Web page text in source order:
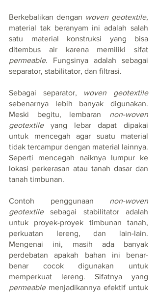
Berkebalikan dengan woven geotextile,
material tak beranyam ini adalah salah
satu material konstruksi yang bisa
permeable. Fungsinya adalah sebagai
separator, stabilitator, dan filtrasi.
Sebagai separator, woven geotextile
sebenarnya
lebih banyak digunakan.
Meski begitu, lembaran non-woven
geotextile yang lebar dapat dipakai
untuk mencegah agar suatu material
tidak tercampur dengan material lainnya.
Seperti mencegah naiknya lumpur ke
lokasi perkerasan atau tanah dasar dan
tanah timbunan.
Contoh penggunaan non-woven
geotextile sebagai stabilitator adalah
untuk proyek-proyek timbunan tanah,
perkuatan lereng, dan lain-lain.
Mengenai ini, masih ada banyak
perdebatan apakah bahan ini benar-
benar cocok digunakan untuk
permeable menjadikannya efektif untuk